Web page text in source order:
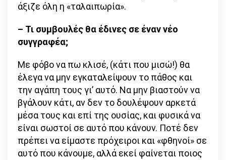
άξιζε όλη η «ταλαιπωρία».
– Τι συμβουλές θα έδινες σε έναν νέο
συγγραφέα;
Με φόβο να πω κλισέ, (κάτι που μισώ!) θα
έλεγα να μην εγκαταλείψουν το πάθος και
την αγάπη τους γι’ αυτό. Να μην βιαστούν να
βγάλουν κάτι, αν δεν το δουλέψουν αρκετά
μέσα τους και επί της ουσίας, και φυσικά να
είναι σωστοί σε αυτό που κάνουν. Ποτέ δεν
πρέπει να είμαστε πρόχειροι και «φθηνοί» σε
αυτό που κάνουμε, αλλά εκεί φαίνεται ποιος